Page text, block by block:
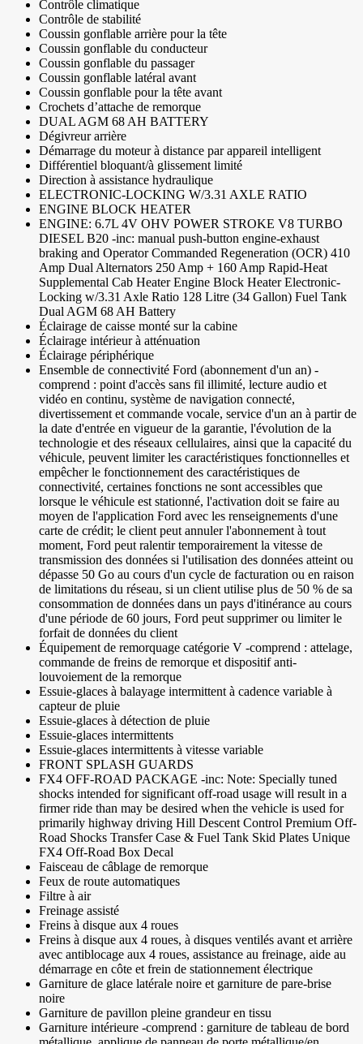
Contrôle climatique
Contrôle de stabilité
Coussin gonflable arrière pour la tête
Coussin gonflable du conducteur
Coussin gonflable du passager
Coussin gonflable latéral avant
Coussin gonflable pour la tête avant
Crochets d’attache de remorque
DUAL AGM 68 AH BATTERY
Dégivreur arrière
Démarrage du moteur à distance par appareil intelligent
Différentiel bloquant/à glissement limité
Direction à assistance hydraulique
ELECTRONIC-LOCKING W/3.31 AXLE RATIO
ENGINE BLOCK HEATER
ENGINE: 6.7L 4V OHV POWER STROKE V8 TURBO
DIESEL B20 -inc: manual push-button engine-exhaust
braking and Operator Commanded Regeneration (OCR) 410
Amp Dual Alternators 250 Amp + 160 Amp Rapid-Heat
Supplemental Cab Heater Engine Block Heater Electronic-
Locking w/3.31 Axle Ratio 128 Litre (34 Gallon) Fuel Tank
Dual AGM 68 AH Battery
Éclairage de caisse monté sur la cabine
Éclairage intérieur à atténuation
Éclairage périphérique
Ensemble de connectivité Ford (abonnement d'un an) -
comprend : point d'accès sans fil illimité, lecture audio et
vidéo en continu, système de navigation connecté,
divertissement et commande vocale, service d'un an à partir de
la date d'entrée en vigueur de la garantie, l'évolution de la
technologie et des réseaux cellulaires, ainsi que la capacité du
véhicule, peuvent limiter les caractéristiques fonctionnelles et
empêcher le fonctionnement des caractéristiques de
connectivité, certaines fonctions ne sont accessibles que
lorsque le véhicule est stationné, l'activation doit se faire au
moyen de l'application Ford avec les renseignements d'une
carte de crédit; le client peut annuler l'abonnement à tout
moment, Ford peut ralentir temporairement la vitesse de
transmission des données si l'utilisation des données atteint ou
dépasse 50 Go au cours d'un cycle de facturation ou en raison
de limitations du réseau, si un client utilise plus de 50 % de sa
consommation de données dans un pays d'itinérance au cours
d'une période de 60 jours, Ford peut supprimer ou limiter le
forfait de données du client
Équipement de remorquage catégorie V -comprend : attelage,
commande de freins de remorque et dispositif anti-
louvoiement de la remorque
Essuie-glaces à balayage intermittent à cadence variable à
capteur de pluie
Essuie-glaces à détection de pluie
Essuie-glaces intermittents
Essuie-glaces intermittents à vitesse variable
FRONT SPLASH GUARDS
FX4 OFF-ROAD PACKAGE -inc: Note: Specially tuned
shocks intended for significant off-road usage will result in a
firmer ride than may be desired when the vehicle is used for
primarily highway driving Hill Descent Control Premium Off-
Road Shocks Transfer Case & Fuel Tank Skid Plates Unique
FX4 Off-Road Box Decal
Faisceau de câblage de remorque
Feux de route automatiques
Filtre à air
Freinage assisté
Freins à disque aux 4 roues
Freins à disque aux 4 roues, à disques ventilés avant et arrière
avec antiblocage aux 4 roues, assistance au freinage, aide au
démarrage en côte et frein de stationnement électrique
Garniture de glace latérale noire et garniture de pare-brise
noire
Garniture de pavillon pleine grandeur en tissu
Garniture intérieure -comprend : garniture de tableau de bord